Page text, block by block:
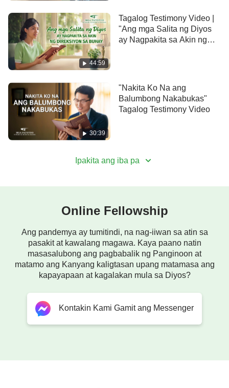
44:59
Tagalog Testimony Video |
"Ang mga Salita ng Diyos
ay Nagpakita sa Akin ng
30:39
"Nakita Ko Na ang
Balumbong Nakabukas"
Tagalog Testimony Video
Ipakita ang iba pa
Online Fellowship
Ang pandemya ay tumitindi, na nag-iiwan sa atin sa
pasakit at kawalang magawa. Kaya paano natin
masasalubong ang pagbabalik ng Panginoon at
matamo ang Kanyang kaligtasan upang matamasa ang
kapayapaan at kagalakan mula sa Diyos?
Kontakin Kami Gamit ang Messenger